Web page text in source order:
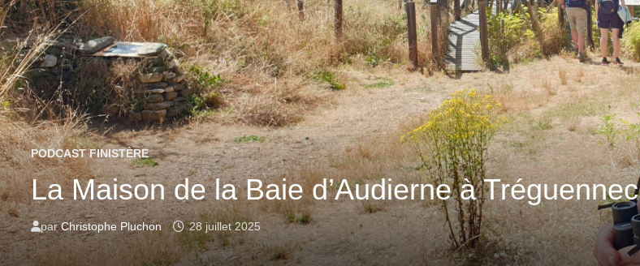
PODCAST FINISTÈRE
La Maison de la Baie d’Audierne à Tréguennec
parChristophe Pluchon 28 juillet 2025